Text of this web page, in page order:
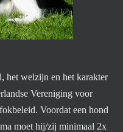
het welzijn en het karakter
Vereniging voor
Voordat een hond
moet hij/zij minimaal 2x